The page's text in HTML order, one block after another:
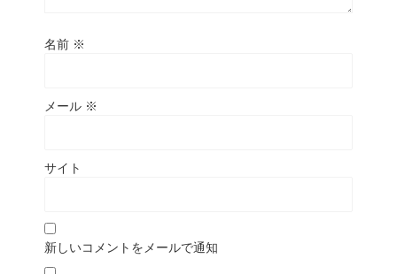
名前 ※
メール ※
サイト
新しいコメントをメールで通知